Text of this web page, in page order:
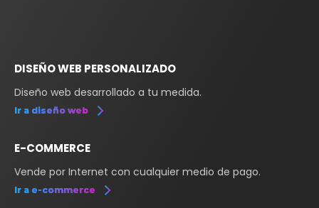
DISEÑO WEB PERSONALIZADO
Diseño web desarrollado a tu medida.
Ir a diseño web
E-COMMERCE
Vende por Internet con cualquier medio de pago.
Ir a e-commerce